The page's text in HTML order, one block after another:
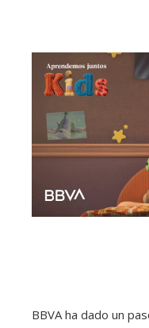
BBVA ha dado un